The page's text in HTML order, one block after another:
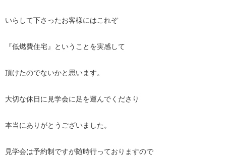
いらして下さったお客様にはこれぞ
『低燃費住宅』ということを実感して
頂けたのでないかと思います。
大切な休日に見学会に足を運んでくださり
本当にありがとうございました。
見学会は予約制ですが随時行っておりますので